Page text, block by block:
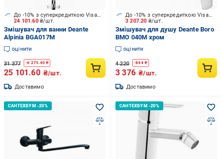
24 101.60 ₴/шт.
До -10% з суперкредиткою Visa Вигода
Змішувач для ванни Deante
Alpinia BGA017M
оцінити
31 377 -6 275.40 ₴
25 101.60 ₴/шт.
Доставимо
3 207.20 ₴/шт.
До -10% з суперкредиткою Visa Вигода
Змішувач для душу Deante Boro
BMO 040M хром
оцінити
4 220 -844₴
3 376 ₴/шт.
Доставимо